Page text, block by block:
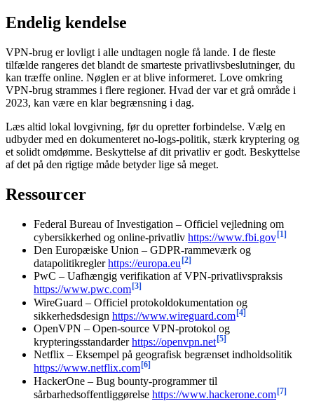
Endelig kendelse
VPN-brug er lovligt i alle undtagen nogle få lande. I de fleste
tilfælde rangeres det blandt de smarteste privatlivsbeslutninger, du
kan træffe online. Nøglen er at blive informeret. Love omkring
VPN-brug strammes i flere regioner. Hvad der var et grå område i
2023, kan være en klar begrænsning i dag.
Læs altid lokal lovgivning, før du opretter forbindelse. Vælg en
udbyder med en dokumenteret no-logs-politik, stærk kryptering og
et solidt omdømme. Beskyttelse af dit privatliv er godt. Beskyttelse
af det på den rigtige måde betyder lige så meget.
Ressourcer
Federal Bureau of Investigation – Officiel vejledning om
cybersikkerhed og online-privatliv https://www.fbi.gov [1]
Den Europæiske Union – GDPR-rammeværk og
datapolitikreglerhttps://europa.eu [2]
PwC – Uafhængig verifikation af VPN-privatlivspraksis
https://www.pwc.com [3]
WireGuard – Officiel protokoldokumentation og
sikkerhedsdesign https://www.wireguard.com [4]
OpenVPN – Open-source VPN-protokol og
krypteringsstandarderhttps://openvpn.net [5]
Netflix – Eksempel på geografisk begrænset indholdsolitik
https://www.netflix.com [6]
HackerOne – Bug bounty-programmer til
sårbarhedsoffentliggørelse https://www.hackerone.com [7]